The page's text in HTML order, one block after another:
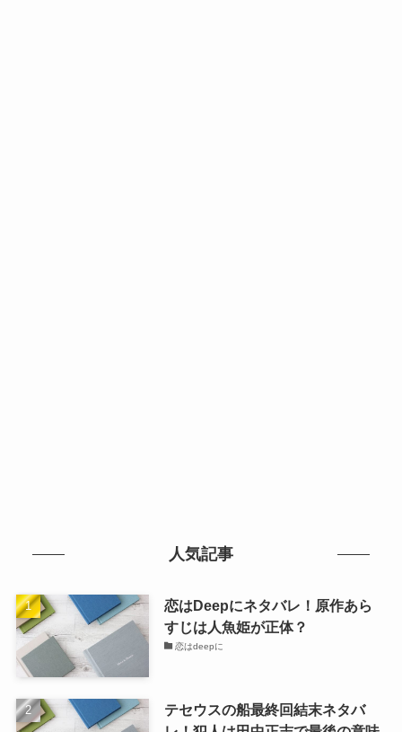
人気記事
恋はDeepにネタバレ！原作あら
すじは人魚姫が正体？
恋はdeepに
テセウスの船最終回結末ネタバ